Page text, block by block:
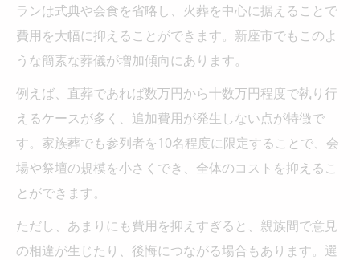
ランは式典や会食を省略し、火葬を中心に据えることで
費用を大幅に抑えることができます。新座市でもこのよ
うな簡素な葬儀が増加傾向にあります。
例えば、直葬であれば数万円から十数万円程度で執り行
えるケースが多く、追加費用が発生しない点が特徴で
す。家族葬でも参列者を10名程度に限定することで、会
場や祭壇の規模を小さくでき、全体のコストを抑えるこ
とができます。
ただし、あまりにも費用を抑えすぎると、親族間で意見
の相違が生じたり、後悔につながる場合もあります。選